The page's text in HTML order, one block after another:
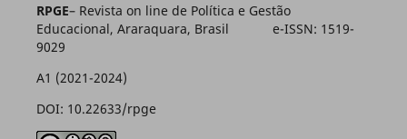
RPGE– Revista on line de Política e Gestão
Educacional, Araraquara, Brasil e-ISSN: 1519-
9029
A1 (2021-2024)
DOI: 10.22633/rpge